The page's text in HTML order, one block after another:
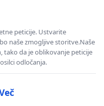
peticije. Ustvarite
naše zmogljive storitve.Naše
tako da je oblikovanje peticije
odločanja.